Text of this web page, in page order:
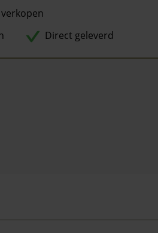
Direct geleverd